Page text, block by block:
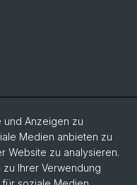
und Anzeigen zu
Medien anbieten zu
Website zu analysieren.
Ihrer Verwendung